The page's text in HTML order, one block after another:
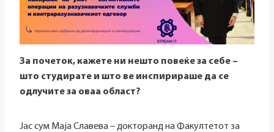
За почеток, кажете ни нешто повеќе за себе –
што студирате и што ве инспирираше да се
одлучите за оваа област?
Јас сум Маја Славева – докторанд на Факултетот за